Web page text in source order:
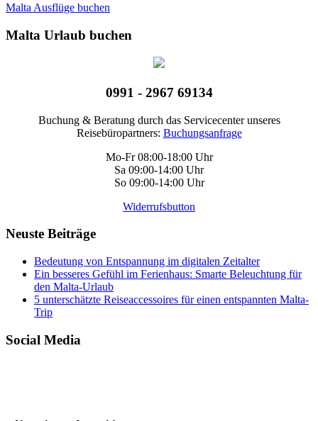
Malta Ausflüge buchen
Malta Urlaub buchen
0991 - 2967 69134
Buchung & Beratung durch das Servicecenter unseres
Reisebüropartners: Buchungsanfrage
Mo-Fr 08:00-18:00 Uhr
Sa 09:00-14:00 Uhr
So 09:00-14:00 Uhr
Widerrufsbutton
Neuste Beiträge
Bedeutung von Entspannung im digitalen Zeitalter
Ein besseres Gefühl im Ferienhaus: Smarte Beleuchtung für
den Malta-Urlaub
5 unterschätzte Reiseaccessoires für einen entspannten Malta-
Trip
Social Media